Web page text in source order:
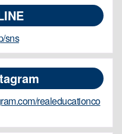
sns
realeducationco